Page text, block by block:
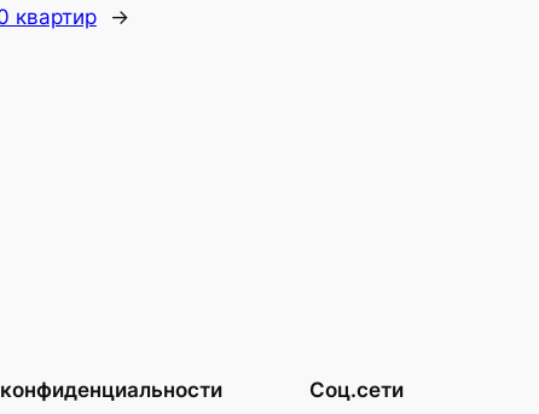
квартир
→
Соц.сети